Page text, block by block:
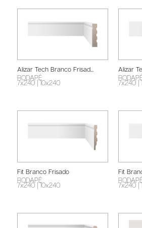
Alizar Tech Branco Frisad...
RODAPÉ
7x240 | 10x240
Alizar
7x240 |
Fit Branco Frisado
RODAPÉ
7x240 | 10x240
Fit
7x240 |